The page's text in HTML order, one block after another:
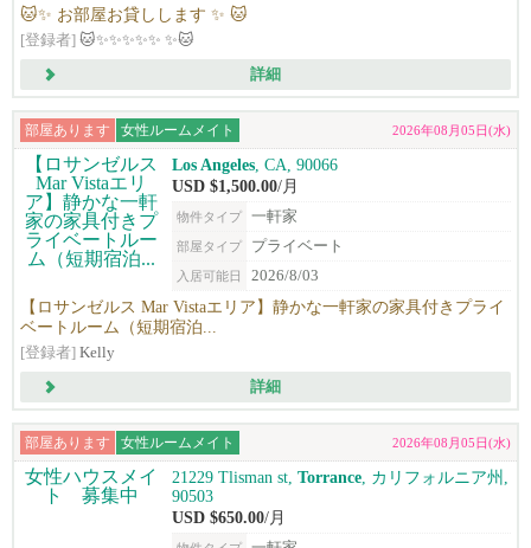
🐱✨ お部屋お貸しします ✨ 🐱
[登録者] 🐱✨✨✨✨✨ ✨🐱
詳細
部屋あります 女性ルームメイト 2026年08月05日(水)
Los Angeles , CA, 90066
USD $1,500.00/月
物件タイプ 一軒家
部屋タイプ プライベート
入居可能日 2026/8/03
【ロサンゼルス Mar Vistaエリア】静かな一軒家の家具付きプライ
ベートルーム（短期宿泊...
[登録者] Kelly
詳細
部屋あります 女性ルームメイト 2026年08月05日(水)
21229 Tlisman st, Torrance , カリフォルニア州,
90503
USD $650.00/月